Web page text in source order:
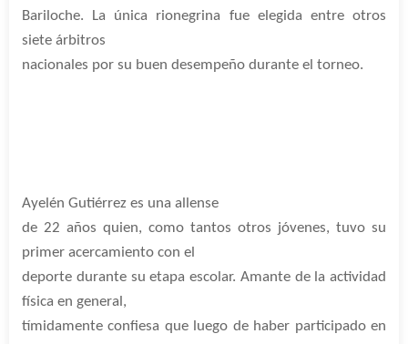
Bariloche. La única rionegrina fue elegida entre otros
siete árbitros
nacionales por su buen desempeño durante el torneo.
Ayelén Gutiérrez es una allense
de 22 años quien, como tantos otros jóvenes, tuvo su
primer acercamiento con el
deporte durante su etapa escolar. Amante de la actividad
física en general,
tímidamente confiesa que luego de haber participado en